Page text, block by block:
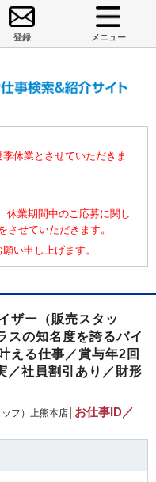
登録 メニュー
休業とさせていただきま
休業期間中のご応募に関し
させていただきます。
い申し上げます。
ザー（販売スタッ
スの知名度を誇るバイ
える仕事／賞与年2回
／社員割引あり／財形
フ）上熊本店│ お仕事ID／